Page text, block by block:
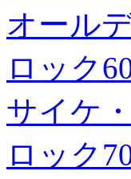
オール
ロック
サイケ
ロック